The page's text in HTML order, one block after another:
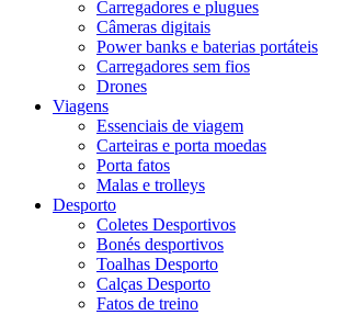
Carregadores e plugues
Câmeras digitais
Power banks e baterias portáteis
Carregadores sem fios
Drones
Viagens
Essenciais de viagem
Carteiras e porta moedas
Porta fatos
Malas e trolleys
Desporto
Coletes Desportivos
Bonés desportivos
Toalhas Desporto
Calças Desporto
Fatos de treino